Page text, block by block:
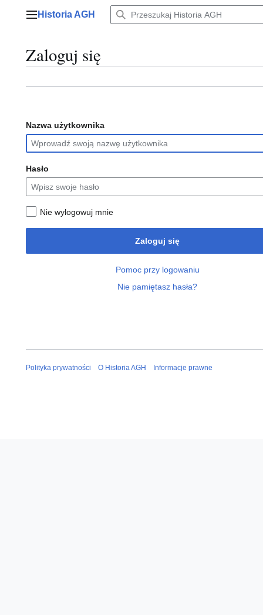
Menu główne
Historia AGH
Zaloguj się
Nazwa użytkownika
Hasło
Nie wylogowuj mnie
Zaloguj się
Pomoc przy logowaniu
Nie pamiętasz hasła?
Polityka prywatności O Historia AGH Informacje prawne